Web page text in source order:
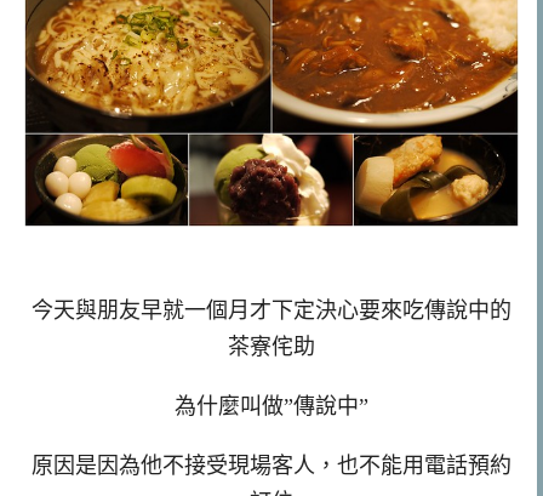
今天與朋友早就一個月才下定決心要來吃傳說中的
茶寮侘助
為什麼叫做”傳說中”
原因是因為他不接受現場客人，也不能用電話預約